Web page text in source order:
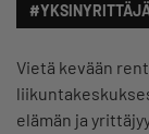
Vietä kevään
elämän ja